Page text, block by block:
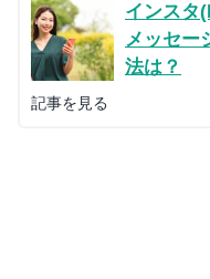
インスタ
メッセー
法は？
記事を見る